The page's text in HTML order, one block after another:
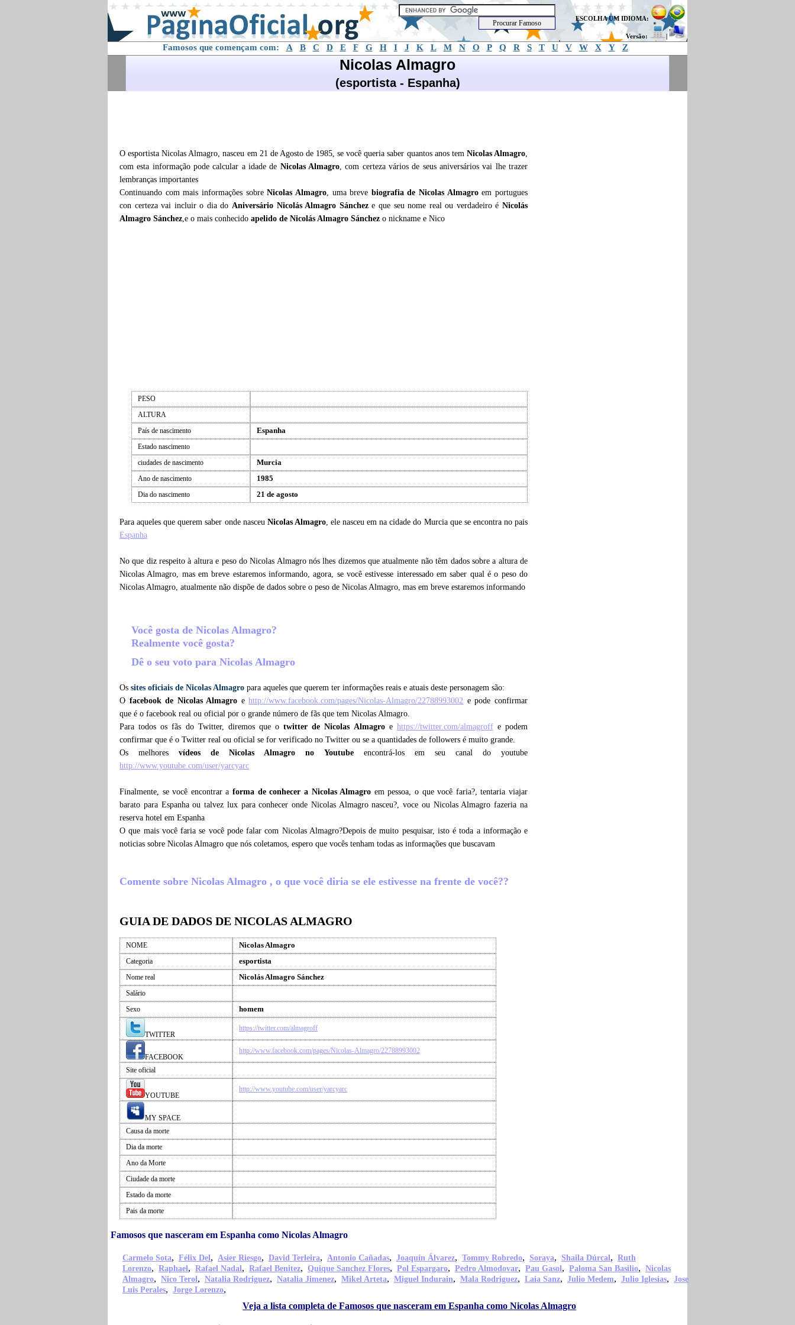
ESCOLHA UM IDIOMA:
Versão: |
Famosos que començam com: A B C D E F G H I J K L M N O P Q R S T U V W X Y Z
Nicolas Almagro
(esportista - Espanha)
O esportista Nicolas Almagro, nasceu em 21 de Agosto de 1985, se você queria saber quantos anos tem Nicolas Almagro,
com esta informação pode calcular a idade de Nicolas Almagro, com certeza vários de seus aniversários vai lhe trazer
lembranças importantes
Continuando com mais informações sobreNicolas Almagro, uma breve biografia deNicolas Almagroem portugues
con certeza vai incluir o dia doAniversário Nicolás Almagro Sáncheze que seu nome real ou verdadeiro éNicolás
Almagro Sánchez,e o mais conhecido apelido de Nicolás Almagro Sánchez o nickname e Nico
PESO
ALTURA
País de nascimento
Espanha
Estado nascimento
ciudades de nascimento
Murcia
Ano de nascimento 1985
Dia do nascimento 21 de agosto
Para aqueles que querem saber onde nasceu Nicolas Almagro, ele nasceu em na cidade do Murcia que se encontra no pais
Espanha
No que diz respeito à altura e peso do Nicolas Almagro nós lhes dizemos que atualmente não têm dados sobre a altura de
Nicolas Almagro, mas em breve estaremos informando, agora, se você estivesse interessado em saber qual é o peso do
Nicolas Almagro, atualmente não dispõe de dados sobre o peso de Nicolas Almagro, mas em breve estaremos informando
Você gosta de Nicolas Almagro?
Realmente você gosta?
Dê o seu voto para Nicolas Almagro
Os sites oficiais de Nicolas Almagro para aqueles que querem ter informações reais e atuais deste personagem são:
O facebook de Nicolas Almagro ehttp://www.facebook.com/pages/Nicolas-Almagro/22788993002 e pode confirmar
que é o facebook real ou oficial por o grande número de fãs que tem Nicolas Almagro.
Para todos os fãs do Twitter, diremos que otwitter de Nicolas Almagroe https://twitter.com/almagroffe podem
confirmar que é o Twitter real ou oficial se for verificado no Twitter ou se a quantidades de followers é muito grande.
Os melhoresvídeos de Nicolas Almagro no Youtubeencontrá-los em seu canal do youtube
http://www.youtube.com/user/yarcyarc
Finalmente, se você encontrar aforma de conhecer a Nicolas Almagro em pessoa, o que você faria?, tentaria viajar
barato para Espanha ou talvez lux para conhecer onde Nicolas Almagro nasceu?, voce ou Nicolas Almagro fazeria na
reserva hotel em Espanha
O que mais você faria se você pode falar com Nicolas Almagro?Depois de muito pesquisar, isto é toda a informação e
noticias sobre Nicolas Almagro que nós coletamos, espero que vocês tenham todas as informações que buscavam
Comente sobre Nicolas Almagro , o que você diria se ele estivesse na frente de você??
GUIA DE DADOS DE NICOLAS ALMAGRO
NOME Nicolas Almagro
Categoria esportista
Nome real Nicolás Almagro Sánchez
Salário
Sexo
homem
TWITTER
https://twitter.com/almagroff
FACEBOOK
http://www.facebook.com/pages/Nicolas-Almagro/22788993002
Site oficial
YOUTUBE
http://www.youtube.com/user/yarcyarc
MY SPACE
Causa da morte
Dia da morte
Ano da Morte
Ciudade da morte
Estado da morte
Pais da morte
Famosos que nasceram em Espanha como Nicolas Almagro
Carmelo Sota, Félix Del, Asier Riesgo, David Terleira, Antonio Cañadas, Joaquín Álvarez, Tommy Robredo, Soraya, Shaila Dúrcal, Ruth
Lorenzo, Raphael, Rafael Nadal, Rafael Benitez, Quique Sanchez Flores, Pol Espargaro, Pedro Almodovar, Pau Gasol, Paloma San Basilio, Nicolas
Almagro, Nico Terol, Natalia Rodriguez, Natalia Jimenez, Mikel Arteta, Miguel Indurain, Mala Rodriguez, Laia Sanz, Julio Medem, Julio Iglesias, Jose
Luis Perales, Jorge Lorenzo,
Veja a lista completa de Famosos que nasceram em Espanha como Nicolas Almagro